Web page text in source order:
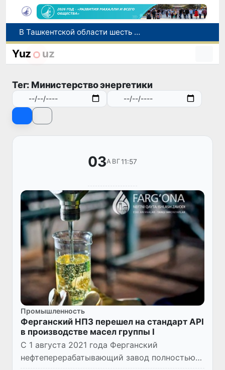
В Ташкентской области шесть компаний подозреваются в уклонении от уплаты налогов на 42,5 млрд сумов
В Узбекистане совершенствуется система обращения с опасными отходами
В Зангиатинском районе Ташкентской области произошёл пожар в магазине
Yuz uz
Тег: Министерство энергетики
03АВГ11:57
Промышленность
Ферганский НПЗ перешел на стандарт API
в производстве масел группы I
С 1 августа 2021 года Ферганский
нефтеперерабатывающий завод полностью